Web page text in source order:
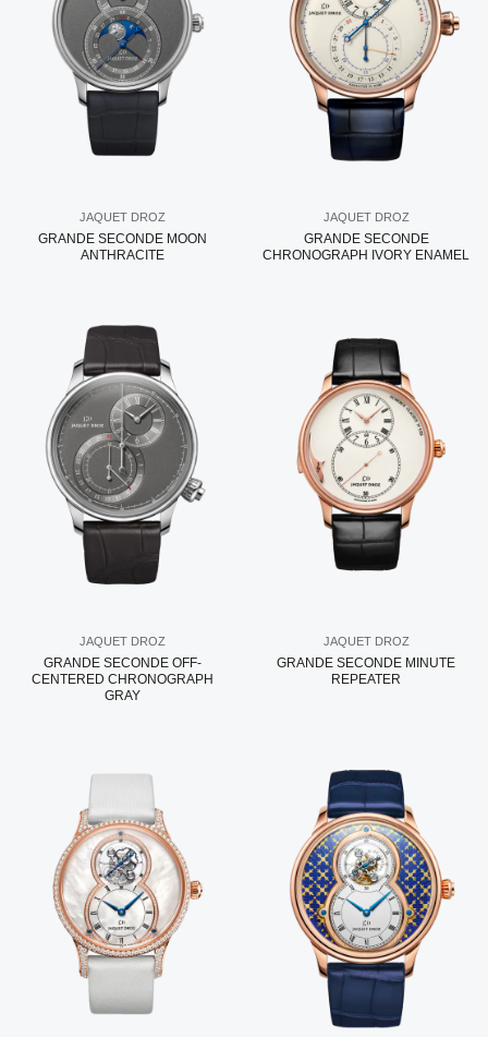
JAQUET DROZ
GRANDE SECONDE MOON
ANTHRACITE
JAQUET DROZ
GRANDE SECONDE
CHRONOGRAPH IVORY ENAMEL
JAQUET DROZ
GRANDE SECONDE OFF-
CENTERED CHRONOGRAPH
GRAY
JAQUET DROZ
GRANDE SECONDE MINUTE
REPEATER